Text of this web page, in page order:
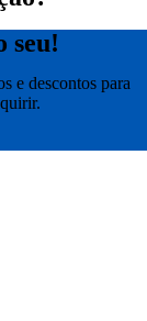
seu!
e descontos para